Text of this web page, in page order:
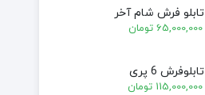
تابلو فرش شام آخر
65,000,000 تومان
تابلوفرش 6 پری
115,000,000 تومان